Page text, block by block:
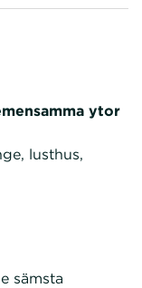
ytor
lusthus,
sämsta